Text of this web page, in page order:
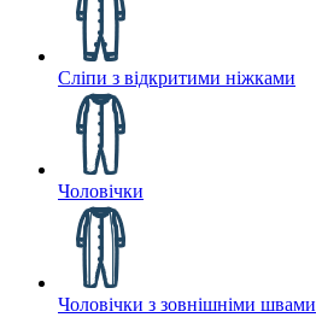
Сліпи з відкритими ніжками
Чоловічки
Чоловічки з зовнішніми швами